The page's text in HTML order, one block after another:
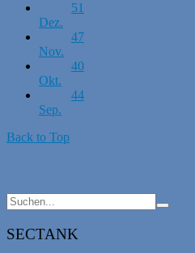
51
Dez.
47
Nov.
40
Okt.
44
Sep.
Back to Top
SECTANK